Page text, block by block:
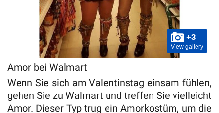
+3
View gallery
Amor bei Walmart
Wenn Sie sich am Valentinstag einsam fühlen,
gehen Sie zu Walmart und treffen Sie vielleicht
Amor. Dieser Typ trug ein Amorkostüm, um die